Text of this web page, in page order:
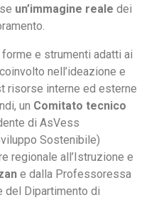
un’immagine reale dei
e strumenti adatti ai
nell’ideazione e
risorse interne ed esterne
un Comitato tecnico
di AsVess
Sostenibile)
regionale all’Istruzione e
e dalla Professoressa
del Dipartimento di